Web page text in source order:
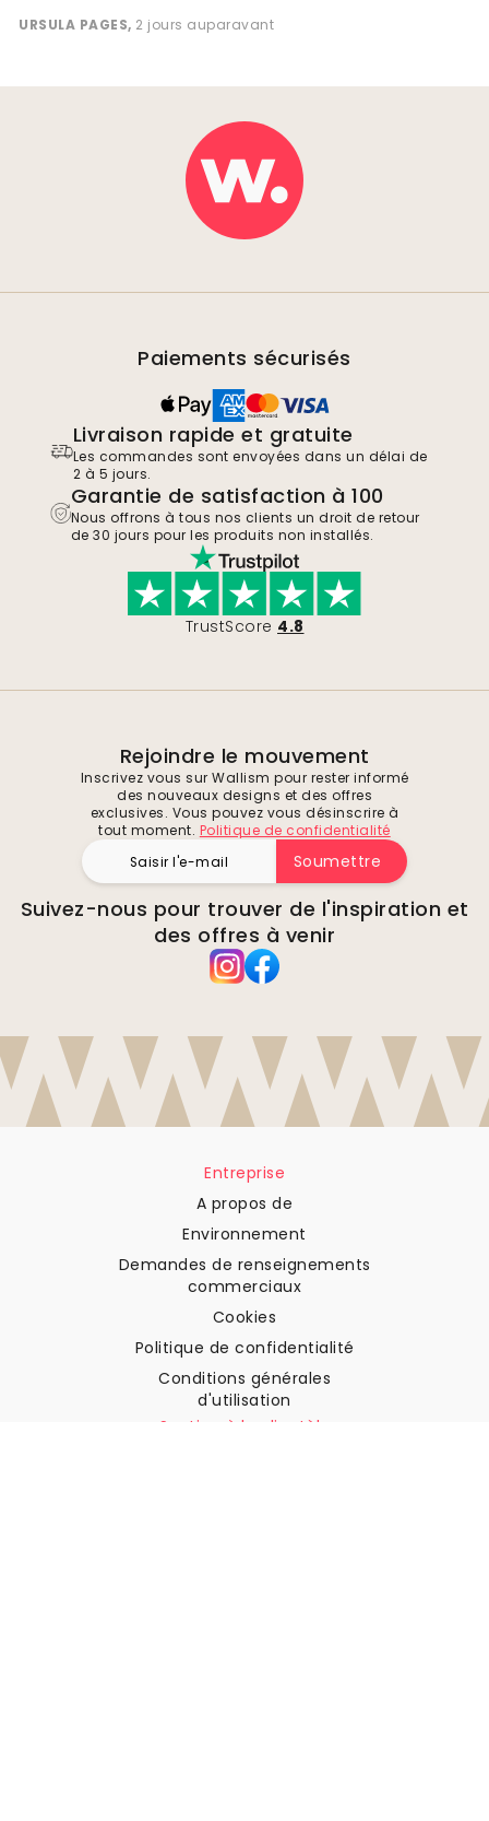
URSULA PAGES, 2 jours auparavant
Paiements sécurisés
Livraison rapide et gratuite
Les commandes sont envoyées dans un délai de
2 à 5 jours.
Garantie de satisfaction à 100
Nous offrons à tous nos clients un droit de retour
de 30 jours pour les produits non installés.
TrustScore 4.8
Rejoindre le mouvement
Inscrivez vous sur Wallism pour rester informé
des nouveaux designs et des offres
exclusives. Vous pouvez vous désinscrire à
tout moment. Politique de confidentialité
Soumettre
Suivez-nous pour trouver de l'inspiration et
des offres à venir
Entreprise
A propos de
Environnement
Demandes de renseignements
commerciaux
Cookies
Politique de confidentialité
Conditions générales
d'utilisation
Soutien à la clientèle